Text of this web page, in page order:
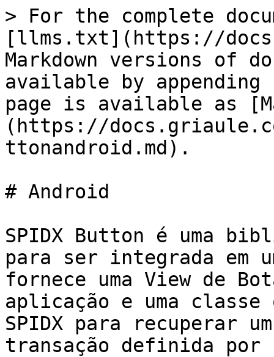
> For the complete
[llms.txt](https://
Markdown versions of
available by
page is available as
(https://
ttonandroid.md).
# Android
SPIDX Button é uma
para ser integrada em
fornece uma View de
aplicação e uma classe
SPIDX para recuperar
transação definida por